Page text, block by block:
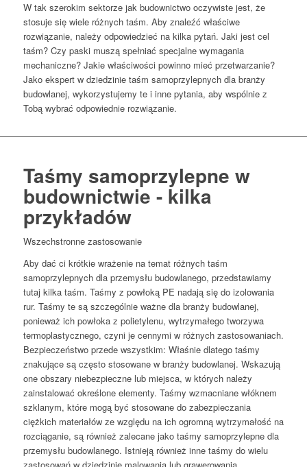
W tak szerokim sektorze jak budownictwo oczywiste jest, że
stosuje się wiele różnych taśm. Aby znaleźć właściwe
rozwiązanie, należy odpowiedzieć na kilka pytań. Jaki jest cel
taśm? Czy paski muszą spełniać specjalne wymagania
mechaniczne? Jakie właściwości powinno mieć przetwarzanie?
Jako ekspert w dziedzinie taśm samoprzylepnych dla branży
budowlanej, wykorzystujemy te i inne pytania, aby wspólnie z
Tobą wybrać odpowiednie rozwiązanie.
Taśmy samoprzylepne w
budownictwie - kilka
przykładów
Wszechstronne zastosowanie
Aby dać ci krótkie wrażenie na temat różnych taśm
samoprzylepnych dla przemysłu budowlanego, przedstawiamy
tutaj kilka taśm. Taśmy z powłoką PE nadają się do izolowania
rur. Taśmy te są szczególnie ważne dla branży budowlanej,
ponieważ ich powłoka z polietylenu, wytrzymałego tworzywa
termoplastycznego, czyni je cennymi w różnych zastosowaniach.
Bezpieczeństwo przede wszystkim: Właśnie dlatego taśmy
znakujące są często stosowane w branży budowlanej. Wskazują
one obszary niebezpieczne lub miejsca, w których należy
zainstalować określone elementy. Taśmy wzmacniane włóknem
szklanym, które mogą być stosowane do zabezpieczania
ciężkich materiałów ze względu na ich ogromną wytrzymałość na
rozciąganie, są również zalecane jako taśmy samoprzylepne dla
przemysłu budowlanego. Istnieją również inne taśmy do wielu